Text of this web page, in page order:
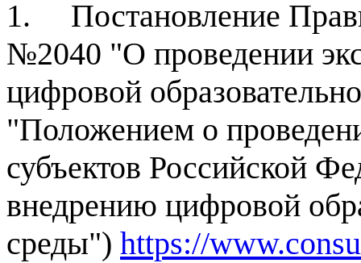
1. Постановление
№2040 "О проведении
цифровой
"Положением о
субъектов Российской
внедрению цифровой
среды") https://